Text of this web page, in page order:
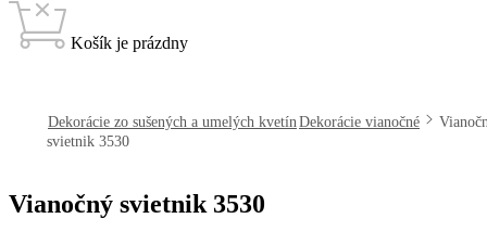
Košík je prázdny
Dekorácie zo sušených a umelých kvetín Dekorácie vianočné
svietnik 3530
Vianočný svietnik 3530